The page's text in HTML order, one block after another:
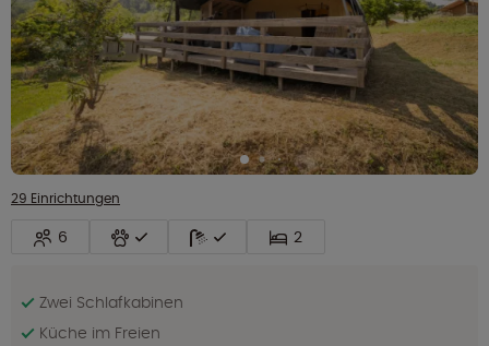
29 Einrichtungen
6 2
Zwei Schlafkabinen
Küche im Freien